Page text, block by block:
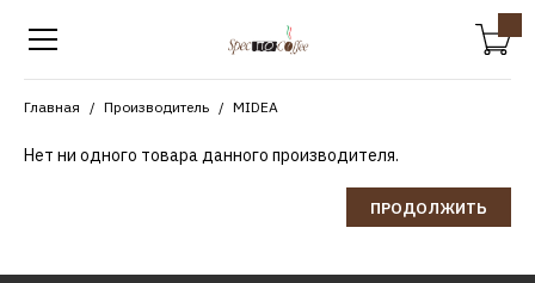
Главная Производитель MIDEA
Нет ни одного товара данного производителя.
ПРОДОЛЖИТЬ